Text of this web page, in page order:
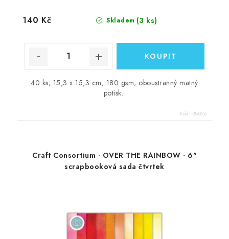
Skladem (3 ks)
140 Kč
40 ks; 15,3 x 15,3 cm; 180 gsm; oboustranný matný
potisk.
Kód: 88026
Craft Consortium - OVER THE RAINBOW - 6"
scrapbooková sada čtvrtek